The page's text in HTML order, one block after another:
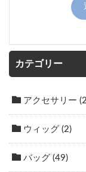
カテゴリー
アクセサリー
ウィッグ (2)
バッグ (49)